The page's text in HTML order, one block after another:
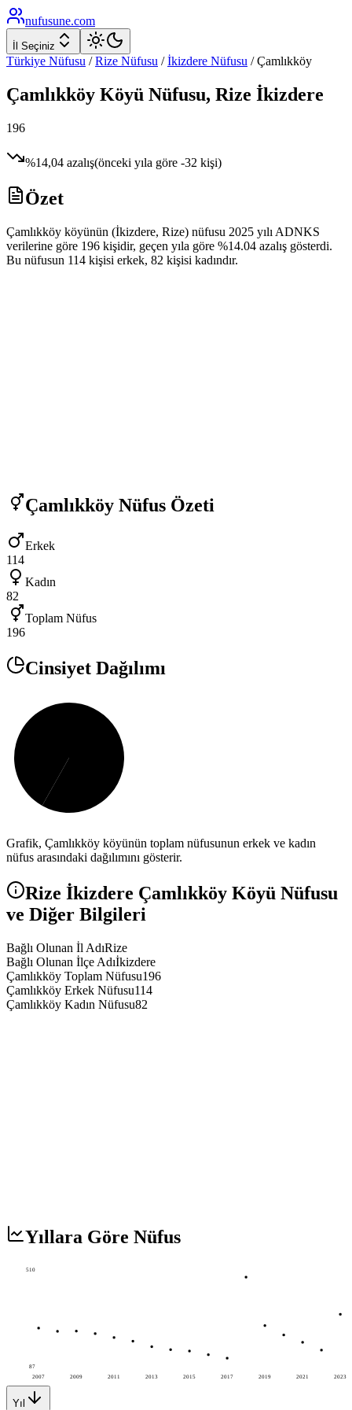
nufusune.com
İl Seçiniz
Türkiye Nüfusu / Rize Nüfusu / İkizdere Nüfusu /Çamlıkköy
Çamlıkköy Köyü Nüfusu, Rize İkizdere
196
%14,04 azalış(önceki yıla göre -32 kişi)
Özet
Çamlıkköy köyünün (İkizdere, Rize) nüfusu 2025 yılı ADNKS
verilerine göre 196 kişidir, geçen yıla göre %14.04 azalış gösterdi.
Bu nüfusun 114 kişisi erkek, 82 kişisi kadındır.
Çamlıkköy Nüfus Özeti
Erkek
114
Kadın
82
Toplam Nüfus
196
Cinsiyet Dağılımı
Grafik, Çamlıkköy köyünün toplam nüfusunun erkek ve kadın
nüfus arasındaki dağılımını gösterir.
Rize İkizdere Çamlıkköy Köyü Nüfusu
ve Diğer Bilgileri
Bağlı Olunan İl AdıRize
Bağlı Olunan İlçe Adıİkizdere
Çamlıkköy Toplam Nüfusu196
Çamlıkköy Erkek Nüfusu114
Çamlıkköy Kadın Nüfusu82
Yıllara Göre Nüfus
2007 2009 2011 2013 2015 2017 2019 2021 2023
510
87
Yıl